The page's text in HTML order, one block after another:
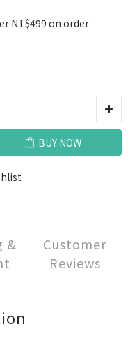
NT$499 on order
BUY NOW
&
Customer
Reviews